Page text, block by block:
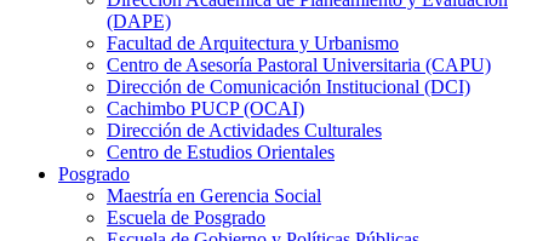
(DAPE)
Facultad de Arquitectura y Urbanismo
Centro de Asesoría Pastoral Universitaria (CAPU)
Dirección de Comunicación Institucional (DCI)
Cachimbo PUCP (OCAI)
Dirección de Actividades Culturales
Centro de Estudios Orientales
Posgrado
Maestría en Gerencia Social
Escuela de Posgrado